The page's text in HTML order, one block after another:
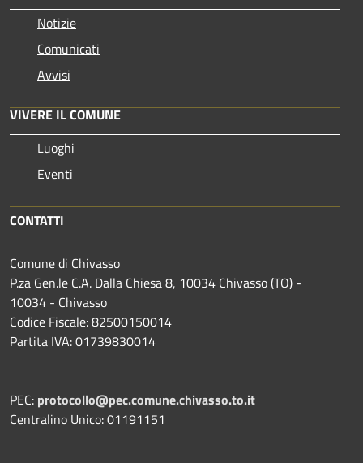
Notizie
Comunicati
Avvisi
VIVERE IL COMUNE
Luoghi
Eventi
CONTATTI
Comune di Chivasso
P.za Gen.le C.A. Dalla Chiesa 8, 10034 Chivasso (TO) -
10034 - Chivasso
Codice Fiscale: 82500150014
Partita IVA: 01739830014
PEC: protocollo@pec.comune.chivasso.to.it
Centralino Unico: 01191151